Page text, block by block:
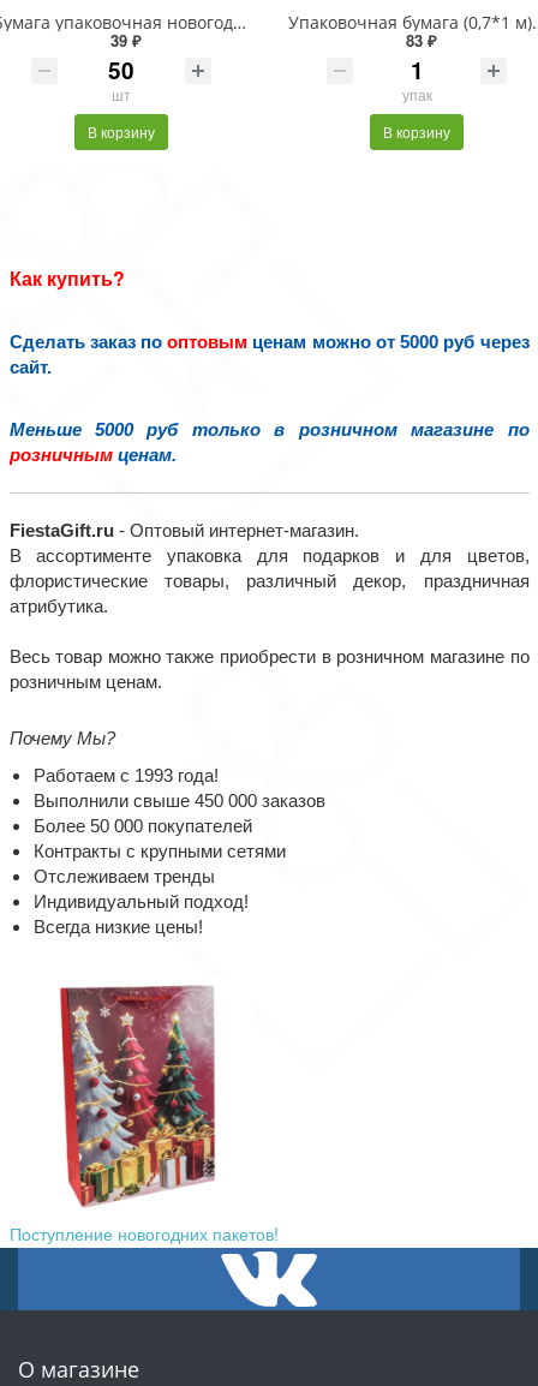
Бумага упаковочная новогодняя "Веселый Новый Год" 70х100см 10 дизайнов ассорти ЗОЛОТАЯ СКАЗКА 592563
39 ₽
шт
В корзину
Упаковочная
83 ₽
упак
В корзину
Как купить?
Сделать заказ пооптовым ценам можно от 5000 руб через
сайт.
Меньше 5000 руб только в розничном магазине по
розничнымценам.
FiestaGift.ru - Оптовый интернет-магазин.
В ассортименте упаковка для подарков и для цветов,
флористические товары, различный декор, праздничная
атрибутика.
Весь товар можно также приобрести в розничном магазине по
розничным ценам.
Почему Мы?
Работаем с 1993 года!
Выполнили свыше 450 000 заказов
Более 50 000 покупателей
Контракты с крупными сетями
Отслеживаем тренды
Индивидуальный подход!
Всегда низкие цены!
Поступление новогодних пакетов!
О магазине